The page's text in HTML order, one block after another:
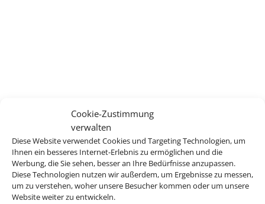
Cookie-Zustimmung
verwalten
Diese Website verwendet Cookies und Targeting Technologien, um
Ihnen ein besseres Internet-Erlebnis zu ermöglichen und die
Werbung, die Sie sehen, besser an Ihre Bedürfnisse anzupassen.
Diese Technologien nutzen wir außerdem, um Ergebnisse zu messen,
um zu verstehen, woher unsere Besucher kommen oder um unsere
Website weiter zu entwickeln.